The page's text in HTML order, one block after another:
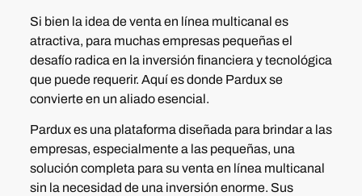
Si bien la idea de venta en línea multicanal es
atractiva, para muchas empresas pequeñas el
desafío radica en la inversión financiera y tecnológica
que puede requerir. Aquí es donde Pardux se
convierte en un aliado esencial.
Pardux es una plataforma diseñada para brindar a las
empresas, especialmente a las pequeñas, una
solución completa para su venta en línea multicanal
sin la necesidad de una inversión enorme. Sus